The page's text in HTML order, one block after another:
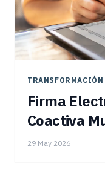
Firma
Coactiva
29 May 2026